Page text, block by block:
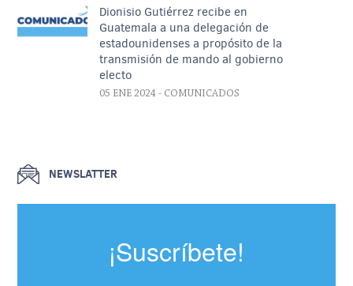
Dionisio Gutiérrez recibe en
Guatemala a una delegación de
estadounidenses a propósito de la
transmisión de mando al gobierno
electo
05 ENE 2024 - COMUNICADOS
NEWSLATTER
¡Suscríbete!